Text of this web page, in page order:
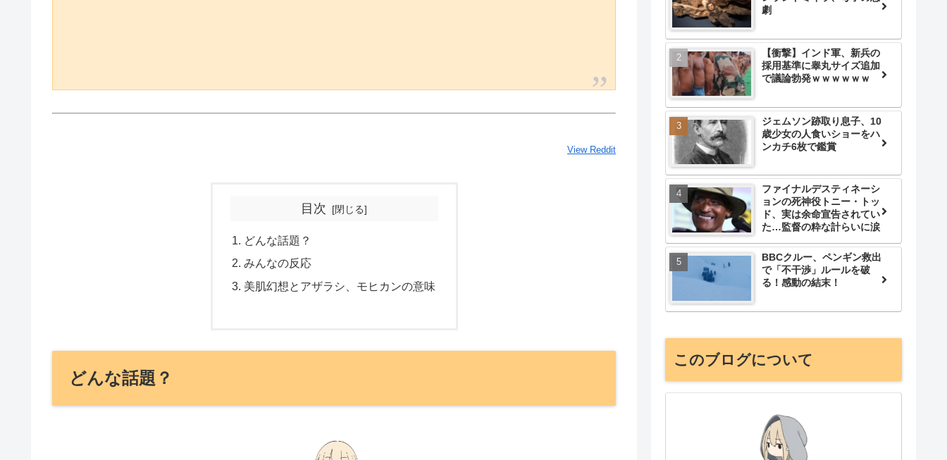
View Reddit
目次
どんな話題？
みんなの反応
美肌幻想とアザラシ、モヒカンの意味
どんな話題？
劇
【衝撃】インド軍、新兵の
採用基準に睾丸サイズ追加
で議論勃発ｗｗｗｗｗｗ
ジェムソン跡取り息子、10
歳少女の人食いショーをハ
ンカチ6枚で鑑賞
ファイナルデスティネーシ
ョンの死神役トニー・トッ
ド、実は余命宣告されてい
た…監督の粋な計らいに涙
BBCクルー、ペンギン救出
で「不干渉」ルールを破
る！感動の結末！
このブログについて